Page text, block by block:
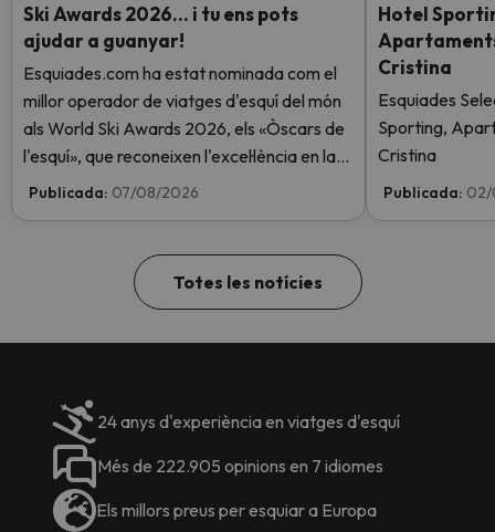
Ski Awards 2026… i tu ens pots
ajudar a guanyar!
Esquiades.com ha estat nominada com el
millor operador de viatges d'esquí del món
als World Ski Awards 2026, els «Òscars de
l'esquí», que reconeixen l'excel·lència en la
indústria de l'esquí. Vota ara i ajuda'ns a
Publicada: 07/08/2026
Hotel
Cristina
Esquiades
Sporting,
Cristina
Publicada:
Totes les notícies
24 anys d'experiència en viatges d'esquí
Més de 222.905 opinions en 7 idiomes
Els millors preus per esquiar a Europa